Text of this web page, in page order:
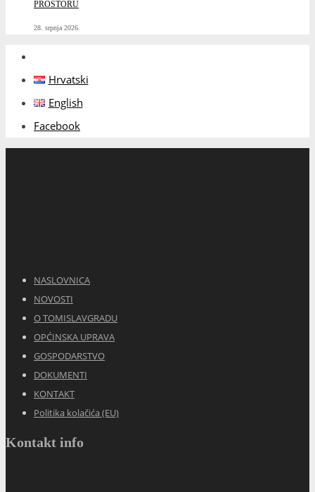
PROSTORU
28. srpnja 2026.
Hrvatski
English
Facebook
NASLOVNICA
NOVOSTI
O TOMISLAVGRADU
OPĆINSKA UPRAVA
GOSPODARSTVO
DOKUMENTI
KONTAKT
Politika kolačića (EU)
Kontakt info